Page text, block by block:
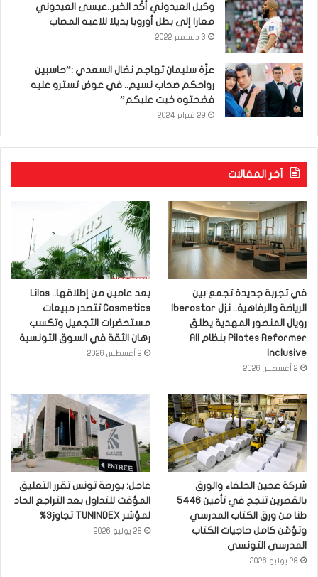
وكيل العيدوني أكّد الخبر..عيسى العيدوني
معارا إلى بطل أوروبا بديلا للاعبه المصاب
3 ديسمبر 2022
عزّة سليمان تهاجم نضال السعدي :”حاسبين
رواحكم صحاب نسيم.. في عوض تسترو عليه
فضحتوه خيت عليكم”
29 فبراير 2024
آخر المقالات
في تجربة جديدة تجمع بين
رويال المنصور المهدية يطلق
Pilates Reformer بنظام All
Inclusive
2 أغسطس 2026
بعد عامين من إطلاقها.. Lilas
Cosmetics تتصدر مبيعات
مستحضرات التجميل وتكسب
رهان الثقة في السوق التونسية
2 أغسطس 2026
شركة عجين الحلفاء والورق
بالقصرين تنجح في تأمين 5446
طنا من ورق الكتاب المدرسي
وتؤمّن كامل حاجيات الكتاب
المدرسي التونسي
28 يوليو 2026
عاجل: بورصة تونس تقرر التعليق
المؤقت للتداول بعد التراجع الحاد
لمؤشر TUNINDEX تجاوز3%
28 يوليو 2026